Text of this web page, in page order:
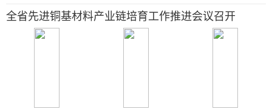
全省先进铜基材料产业链培育工作推进会议召开